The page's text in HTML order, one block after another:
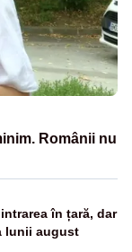
Românii nu
în țară, dar
lunii august